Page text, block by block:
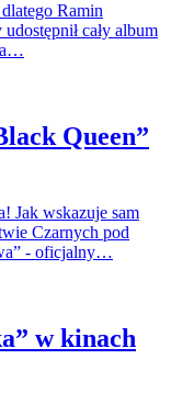
Ramin
cały album
Queen”
Jak wskazuje sam
Czarnych pod
- oficjalny…
w kinach